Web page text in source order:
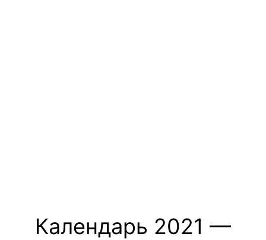
Календарь 2021 —